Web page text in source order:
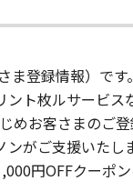
ま登録情報）で
ト枚ルサービ
めお客さまのご
がご支援いた
円OFFクーポン